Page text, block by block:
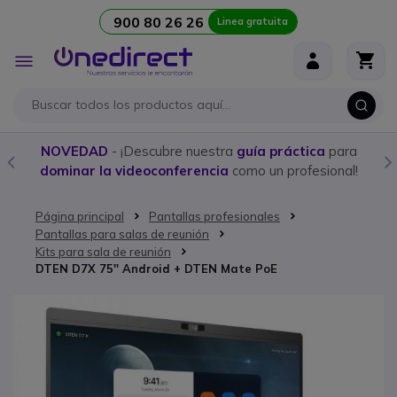
900 80 26 26 Linea gratuita
Toggle
Nav
NOVEDAD - ¡Descubre nuestra guía práctica para
dominar la videoconferencia como un profesional!
Página principal
Pantallas profesionales
Pantallas para salas de reunión
Kits para sala de reunión
DTEN D7X 75'' Android + DTEN Mate PoE
Saltar al final de la galería de imágenes